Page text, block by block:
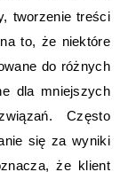
tworzenie treści
to, że niektóre
do różnych
dla mniejszych
Często
się za wyniki
że klient